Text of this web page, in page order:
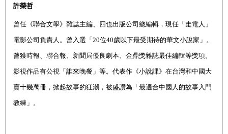
許榮哲
曾任《聯合文學》雜誌主編、四也出版公司總編輯，現任「走電人」
電影公司負責人。曾入選「20位40歲以下最受期待的華文小說家」。
曾獲時報、聯合報、新聞局優良劇本、金鼎獎雜誌最佳編輯等獎項。
影視作品有公視「誰來晚餐」等。代表作《小說課》在台灣和中國大
賣十幾萬冊，掀起故事的狂潮，被盛讚為「最適合中國人的故事入門
教練」。